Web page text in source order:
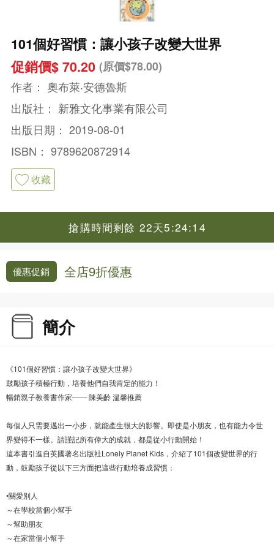
101個好習慣：讓小孩子改變大世界
促銷價$ 70.20 (原價$78.00)
作者： 奧布萊‧安德魯斯
出版社： 新雅文化事業有限公司
出版日期： 2019-08-01
ISBN： 9789620872914
收藏
搶購時間剩餘 22天5:24:14
優惠促銷 全店9折優惠
簡介
《101個好習慣：讓小孩子改變大世界》
鼓勵孩子積極行動，培養他們自我肯定的能力！
暢銷親子教養書作家—— 陳美齡 溫馨推薦
每個人只需要邁出一小步，就能產生很大的影響。即使是小朋友，也有能力令世
界變得不一樣。請謹記所有偉大的成就，都是從小行動開始！
這本書引進自英國著名出版社Lonely Planet Kids，介紹了101個改變世界的行
動，鼓勵孩子從以下三方面把這些行動培養成習慣：
•關愛別人
～在學校當個小幫手
～幫助朋友
～在家當個小幫手